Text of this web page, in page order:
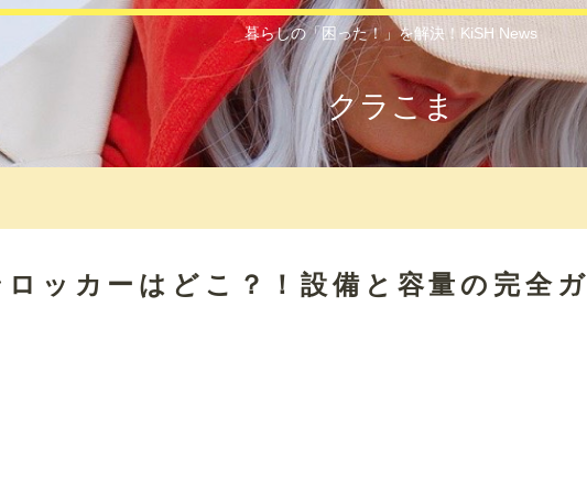
暮らしの「困った！」を解決！KiSH News
クラこま
ッカーはどこ？！設備と容量の完全ガ